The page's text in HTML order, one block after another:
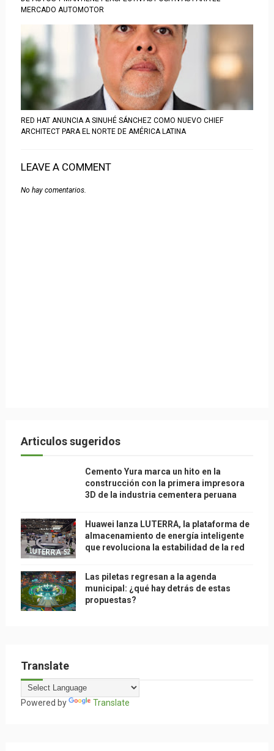
MERCADO AUTOMOTOR
RED HAT ANUNCIA A SINUHÉ SÁNCHEZ COMO NUEVO CHIEF
ARCHITECT PARA EL NORTE DE AMÉRICA LATINA
LEAVE A COMMENT
No hay comentarios.
Articulos sugeridos
Cemento Yura marca un hito en la
construcción con la primera impresora
3D de la industria cementera peruana
Huawei lanza LUTERRA, la plataforma de
almacenamiento de energía inteligente
que revoluciona la estabilidad de la red
Las piletas regresan a la agenda
municipal: ¿qué hay detrás de estas
propuestas?
Translate
Powered by Translate